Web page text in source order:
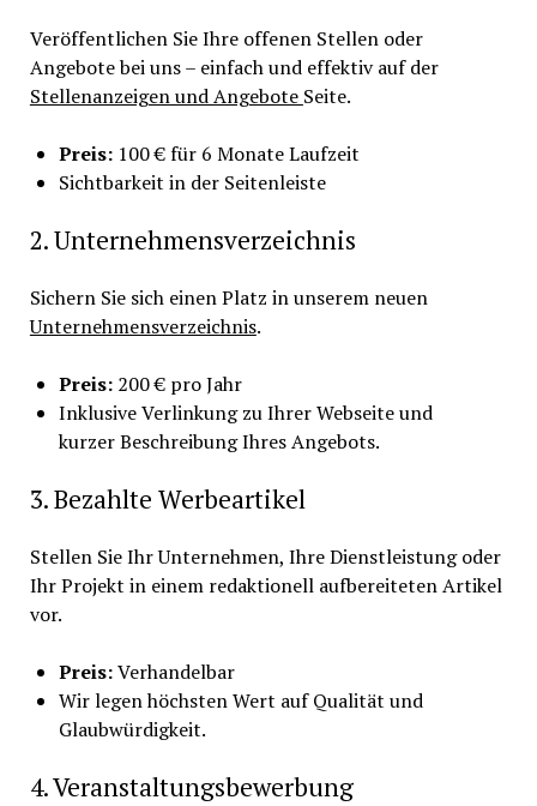
Veröffentlichen Sie Ihre offenen Stellen oder
Angebote bei uns – einfach und effektiv auf der
Stellenanzeigen und Angebote Seite.
Preis:100 € für 6 Monate Laufzeit
Sichtbarkeit in der Seitenleiste
2. Unternehmensverzeichnis
Sichern Sie sich einen Platz in unserem neuen
Unternehmensverzeichnis.
Preis:200 € pro Jahr
Inklusive Verlinkung zu Ihrer Webseite und
kurzer Beschreibung Ihres Angebots.
3. Bezahlte Werbeartikel
Stellen Sie Ihr Unternehmen, Ihre Dienstleistung oder
Ihr Projekt in einem redaktionell aufbereiteten Artikel
vor.
Preis:Verhandelbar
Wir legen höchsten Wert auf Qualität und
Glaubwürdigkeit.
4. Veranstaltungsbewerbung